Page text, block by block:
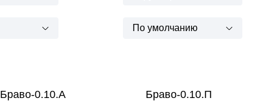
По умолчанию
Браво-0.10.А Браво-0.10.П